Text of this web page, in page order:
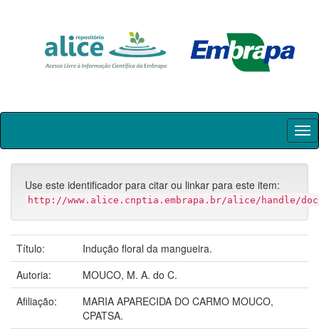
Skip
Use este identificador para citar ou linkar para este item:
http://www.alice.cnptia.embrapa.br/alice/handle/
Título:
Indução floral da mangueira.
Autoria:
MOUCO, M. A. do C.
Afiliação:
MARIA APARECIDA DO CARMO MOUCO,
CPATSA.